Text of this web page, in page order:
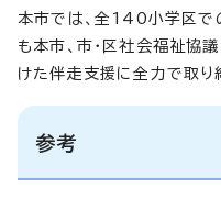
本市では、全140小学区で
も本市、市・区社会福祉協
けた伴走支援に全力で取り
参考